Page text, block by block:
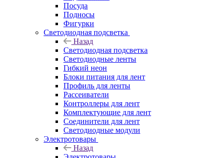
Посуда
Подносы
Фигурки
Светодиодная подсветка
Назад
Светодиодная подсветка
Светодиодные ленты
Гибкий неон
Блоки питания для лент
Профиль для ленты
Рассеиватели
Контроллеры для лент
Комплектующие для лент
Соединители для лент
Светодиодные модули
Электротовары
Назад